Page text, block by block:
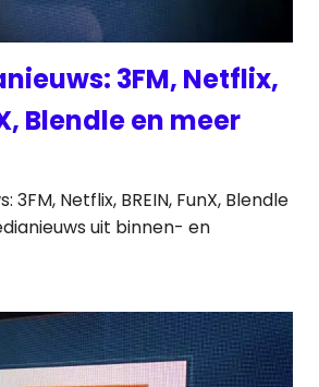
3FM, Netflix,
Blendle en meer
3FM, Netflix, BREIN, FunX, Blendle
uit binnen- en